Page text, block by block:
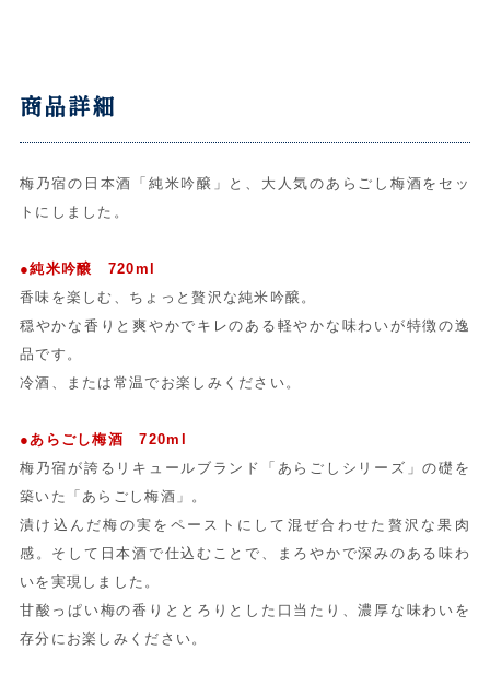
商品詳細
梅乃宿の日本酒「純米吟醸」と、大人気のあらごし梅酒をセッ
トにしました。
●純米吟醸 720ml
香味を楽しむ、ちょっと贅沢な純米吟醸。
穏やかな香りと爽やかでキレのある軽やかな味わいが特徴の逸
品です。
冷酒、または常温でお楽しみください。
●あらごし梅酒 720ml
梅乃宿が誇るリキュールブランド「あらごしシリーズ」の礎を
築いた「あらごし梅酒」。
漬け込んだ梅の実をペーストにして混ぜ合わせた贅沢な果肉
感。そして日本酒で仕込むことで、まろやかで深みのある味わ
いを実現しました。
甘酸っぱい梅の香りととろりとした口当たり、濃厚な味わいを
存分にお楽しみください。